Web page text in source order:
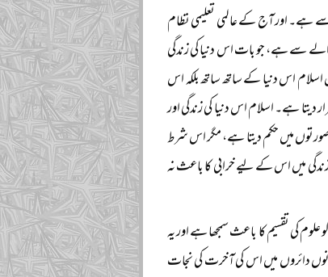
ہے۔ اور آج کے عالمی تعلیمی نظام
سے ہے، جو بات اس دنیا کی زندگی
اسلام اس دنیا کے ساتھ ساتھ بلکہ اس
دیتا ہے۔ اسلام اس دنیا کی زندگی اور
صورتوں میں حکم دیتا ہے، مگر اس شرط
میں اس کے لیے خرابی کا باعث نہ
کی تقسیم کا باعث سمجھا ہے اور یہ
دائروں میں اس کی آخرت کی نجات